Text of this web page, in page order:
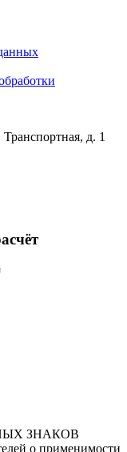
д. 1
ЗНАКОВ
о применимости